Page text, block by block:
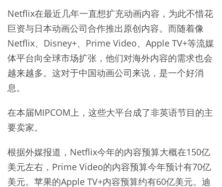
Netflix在最近几年一直想扩充动画内容，为此不惜花
巨资与日本动画公司合作推出原创内容。而随着像
Netflix、Disney+、Prime Video、Apple TV+等流媒
体平台向全球市场扩张，他们对海外内容的需求也会
越来越多。这对于中国动画公司来说，是一个好消
息。
在本届MIPCOM上，这些大平台成了非英语节目的主
要卖家。
根据外媒报道，Netflix今年的内容预算大概在150亿
美元左右，Prime Video的内容预算今年预计有70亿
美元。苹果的Apple TV+内容预算约有60亿美元。迪